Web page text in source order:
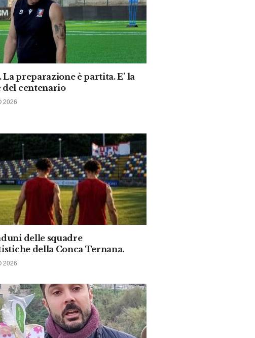
La preparazione è partita. E’ la
del centenario
2026
delle squadre
della Conca Ternana.
2026